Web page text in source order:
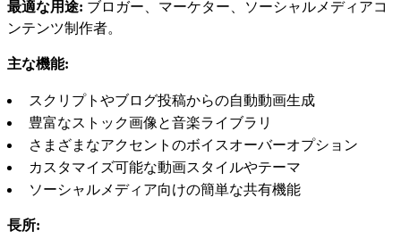
最適な用途: ブロガー、マーケター、ソーシャルメディアコ
ンテンツ制作者。
主な機能:
スクリプトやブログ投稿からの自動動画生成
豊富なストック画像と音楽ライブラリ
さまざまなアクセントのボイスオーバーオプション
カスタマイズ可能な動画スタイルやテーマ
ソーシャルメディア向けの簡単な共有機能
長所: